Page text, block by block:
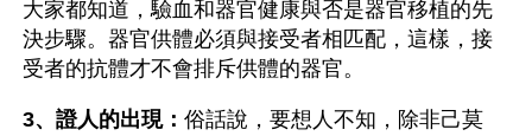
大家都知道，驗血和器官健康與否是器官移植的先
決步驟。器官供體必須與接受者相匹配，這樣，接
受者的抗體才不會排斥供體的器官。
3、證人的出現： 俗話說，要想人不知，除非己莫